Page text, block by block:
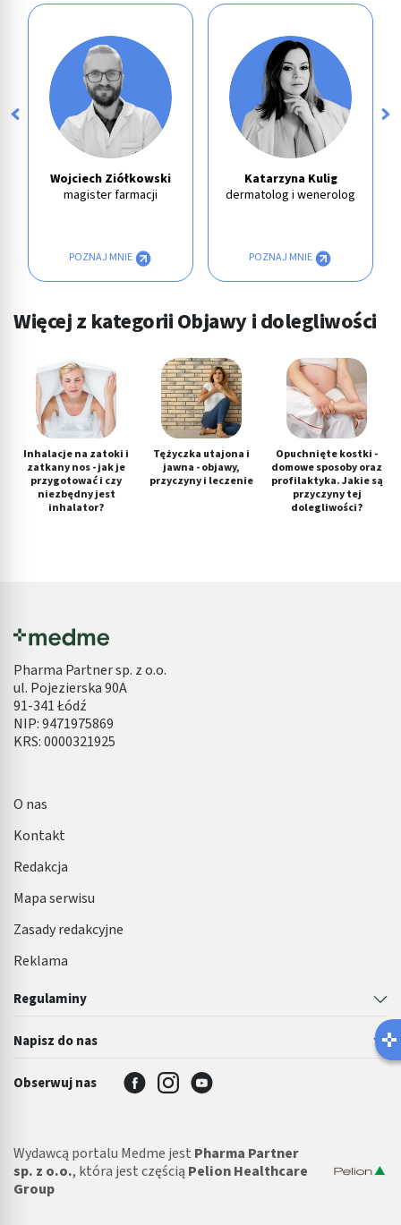
Wojciech Ziółkowski
magister farmacji
POZNAJ MNIE
Katarzyna Kulig
dermatolog i wenerolog
POZNAJ MNIE
Więcej z kategorii Objawy i dolegliwości
Inhalacje na zatoki i
zatkany nos - jak je
przygotować i czy
niezbędny jest
inhalator?
Tężyczka utajona i
jawna - objawy,
przyczyny i leczenie
Opuchnięte kostki -
domowe sposoby oraz
profilaktyka. Jakie są
przyczyny tej
dolegliwości?
Pharma Partner sp. z o.o.
ul. Pojezierska 90A
91-341 Łódź
NIP: 9471975869
KRS: 0000321925
Regulaminy
Napisz do nas
O nas
Kontakt
Redakcja
Mapa serwisu
Zasady redakcyjne
Reklama
Obserwuj nas
Wydawcą portalu Medme jest Pharma Partner
sp. z o.o., która jest częścią Pelion Healthcare
Group